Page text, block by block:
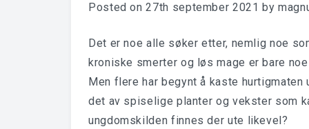
Posted on27th september 2021 by
Det er noe alle søker etter, nemlig noe
kroniske smerter og løs mage er bare
Men flere har begynt å kaste
det av spiselige planter og vekster som
ungdomskilden finnes der ute likevel?